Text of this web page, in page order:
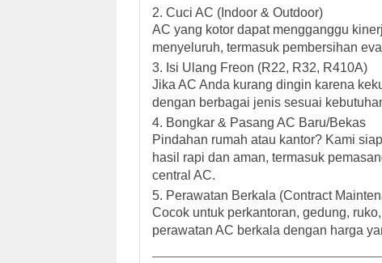
2. Cuci AC (Indoor & Outdoor)
AC yang kotor dapat mengganggu
menyeluruh, termasuk pembersihan
3. Isi Ulang Freon (R22, R32, R410A)
Jika AC Anda kurang dingin karena
dengan berbagai jenis sesuai
4. Bongkar & Pasang AC Baru/Bekas
Pindahan rumah atau kantor? Kami
hasil rapi dan aman, termasuk
central AC.
5. Perawatan Berkala (Contract
Cocok untuk perkantoran, gedung,
perawatan AC berkala dengan harga